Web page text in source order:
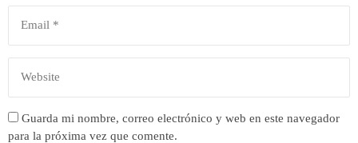
Guarda mi nombre, correo electrónico y web en este navegador
para la próxima vez que comente.